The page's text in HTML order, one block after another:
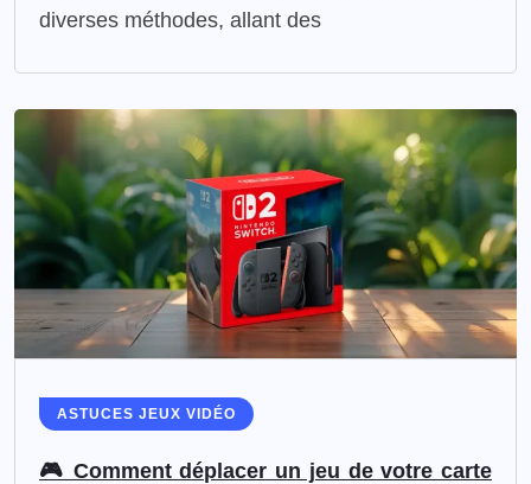
diverses méthodes, allant des
ASTUCES JEUX VIDÉO
🎮 Comment déplacer un jeu de votre carte